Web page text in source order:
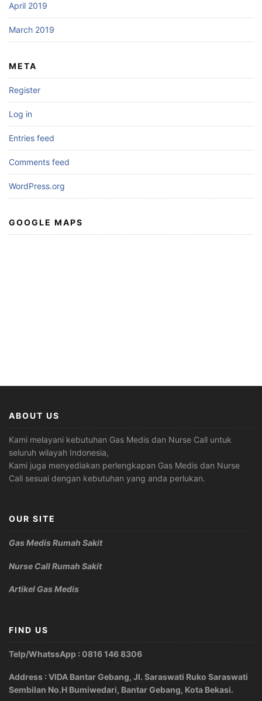
April 2019
March 2019
META
Register
Log in
Entries feed
Comments feed
WordPress.org
GOOGLE MAPS
ABOUT US
Kami melayani kebutuhan Gas Medis dan Nurse Call untuk
seluruh wilayah Indonesia,
Kami juga menyediakan perlengkapan Gas Medis dan Nurse
Call sesuai dengan kebutuhan yang anda perlukan.
OUR SITE
Gas Medis Rumah Sakit
Nurse Call Rumah Sakit
Artikel Gas Medis
FIND US
Telp/WhatssApp : 0816 146 8306
Address : VIDA Bantar Gebang, Jl. Saraswati Ruko Saraswati
Sembilan No.H Bumiwedari, Bantar Gebang, Kota Bekasi.